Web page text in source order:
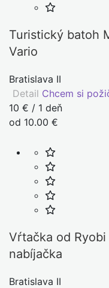
Turistický batoh
Vario
Bratislava II
Detail Chcem si
10 € / 1 deň
od 10.00 €
Vŕtačka od Ryobi
nabíjačka
Bratislava II